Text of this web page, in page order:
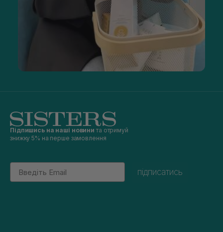
Підпишись на наші новини та отримуй
знижку 5% на перше замовлення
Email
підписатись